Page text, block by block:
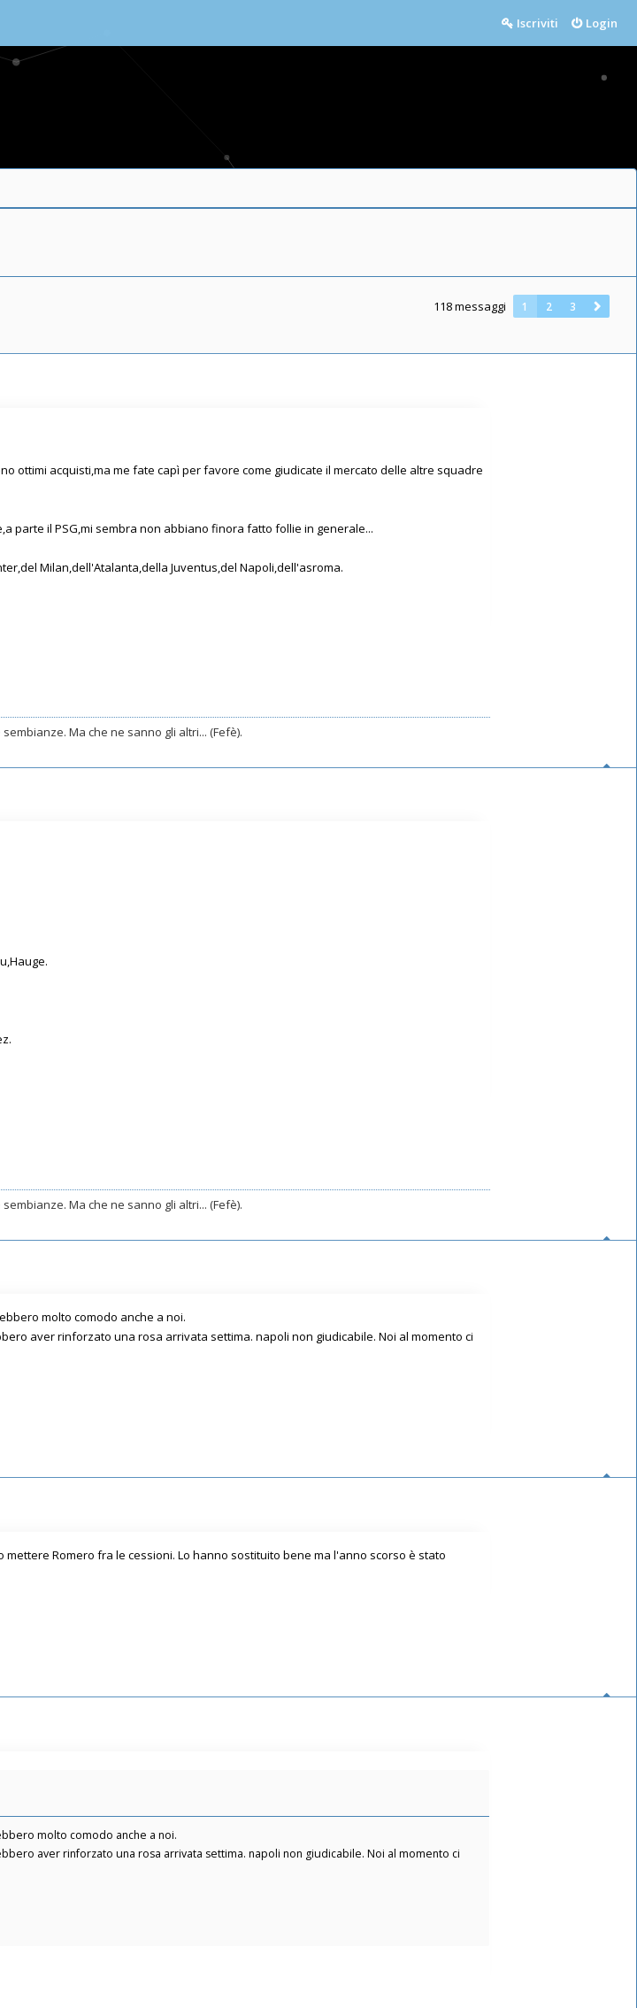
Login
Iscriviti
118 messaggi 1 2 3
ottimi acquisti,ma me fate capì per favore come giudicate il mercato delle altre squadre
parte il PSG,mi sembra non abbiano finora fatto follie in generale...
Milan,dell'Atalanta,della Juventus,del Napoli,dell'asroma.
Ma che ne sanno gli altri... (Fefè).
Ma che ne sanno gli altri... (Fefè).
molto comodo anche a noi.
aver rinforzato una rosa arrivata settima. napoli non giudicabile. Noi al momento ci
Romero fra le cessioni. Lo hanno sostituito bene ma l'anno scorso è stato
molto comodo anche a noi.
aver rinforzato una rosa arrivata settima. napoli non giudicabile. Noi al momento ci